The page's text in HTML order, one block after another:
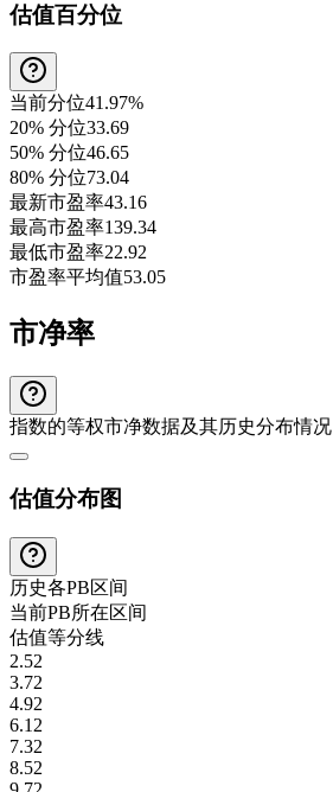
估值百分位
当前分位41.97%
20% 分位33.69
50% 分位46.65
80% 分位73.04
最新市盈率43.16
最高市盈率139.34
最低市盈率22.92
市盈率平均值53.05
市净率
指数的等权市净数据及其历史分布情况
估值分布图
历史各PB区间
当前PB所在区间
估值等分线
2.52
3.72
4.92
6.12
7.32
8.52